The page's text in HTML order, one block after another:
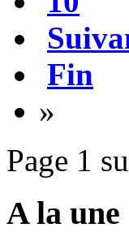
Fin
»
Page 1
A la une